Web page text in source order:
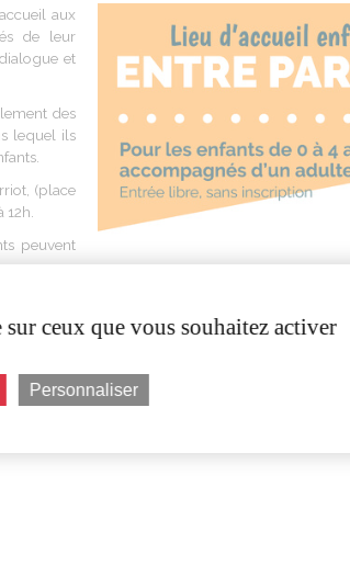
accueil aux
de leur
et
des
lequel ils
(place
12h.
peuvent
rouvrira
ceux que vous souhaitez activer
Personnaliser